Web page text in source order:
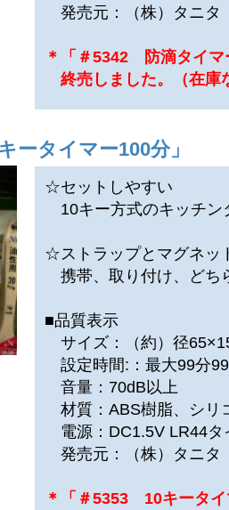
発売元：（株）タニタ
＊「＃5342 防滴タイマ
終売しました。（在庫
ータイマー100分」
☆セットしやすい
10キー方式のキッチン
☆ストラップとマグネッ
携帯、取り付け、どち
■品質表示
サイズ：（約）径
設定時間:：最大99分
音量：70dB以上
材質：ABS樹脂、シリ
電源：DC1.5V LR44タ
発売元：（株）タニタ
＊「＃5353 10キータ